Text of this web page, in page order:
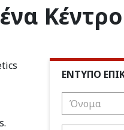
ΕΝΤΥΠΟ